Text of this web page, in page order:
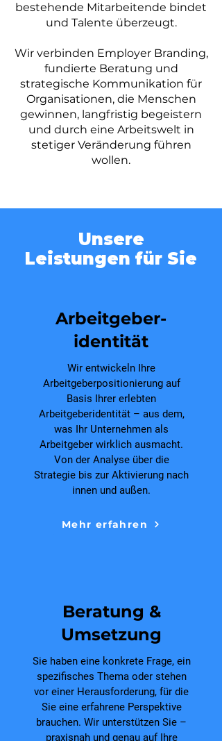
bestehende Mitarbeitende bindet
und Talente überzeugt.
Wir verbinden Employer Branding,
fundierte Beratung und
strategische Kommunikation für
Organisationen, die Menschen
gewinnen, langfristig begeistern
und durch eine Arbeitswelt in
stetiger Veränderung führen
wollen.
Unsere
Leistungen für Sie
Arbeitgeber-
identität
Wir entwickeln Ihre
Arbeitgeberpositionierung auf
Basis Ihrer erlebten
Arbeitgeberidentität – aus dem,
was Ihr Unternehmen als
Arbeitgeber wirklich ausmacht.
Von der Analyse über die
Strategie bis zur Aktivierung nach
innen und außen.
Mehr erfahren
Beratung &
Umsetzung
Sie haben eine konkrete Frage, ein
spezifisches Thema oder stehen
vor einer Herausforderung, für die
Sie eine erfahrene Perspektive
brauchen. Wir unterstützen Sie –
praxisnah und genau auf Ihre